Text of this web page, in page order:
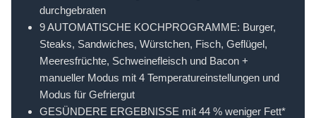
durchgebraten
9 AUTOMATISCHE KOCHPROGRAMME: Burger,
Steaks, Sandwiches, Würstchen, Fisch, Geflügel,
Meeresfrüchte, Schweinefleisch und Bacon +
manueller Modus mit 4 Temperatureinstellungen und
Modus für Gefriergut
GESÜNDERE ERGEBNISSE mit 44 % weniger Fett*